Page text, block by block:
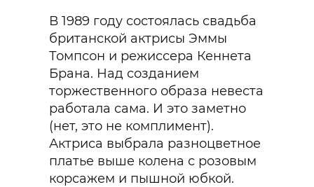
В 1989 году состоялась свадьба
британской актрисы Эммы
Томпсон и режиссера Кеннета
Брана. Над созданием
торжественного образа невеста
работала сама. И это заметно
(нет, это не комплимент).
Актриса выбрала разноцветное
платье выше колена с розовым
корсажем и пышной юбкой.